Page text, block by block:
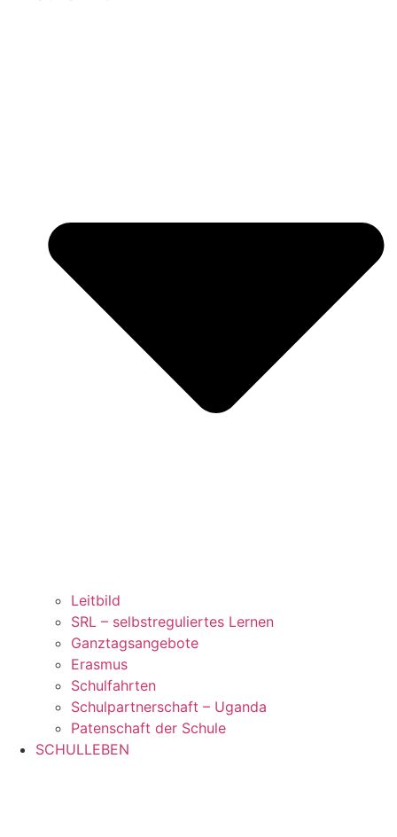
Leitbild
SRL – selbstreguliertes Lernen
Ganztagsangebote
Erasmus
Schulfahrten
Schulpartnerschaft – Uganda
Patenschaft der Schule
SCHULLEBEN